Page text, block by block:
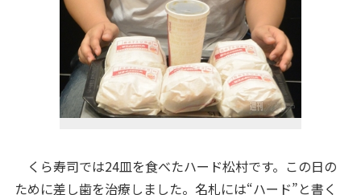
くら寿司では24皿を食べたハード松村です。この日の
ために差し歯を治療しました。名札には“ハード”と書く